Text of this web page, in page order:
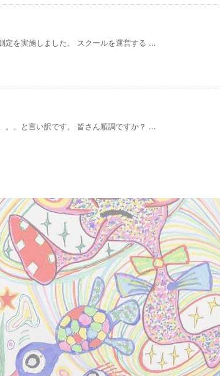
定を実施しました。 スクールを運営する ...
。。と言い訳です。 皆さん順調ですか？ ...